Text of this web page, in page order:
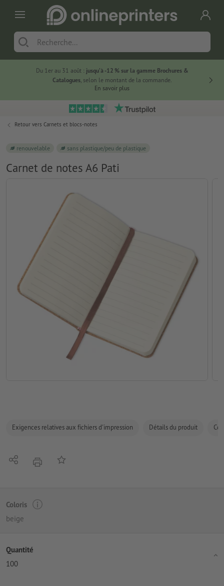
Du 1er au 31 août : jusqu’à -12 % sur la gamme Brochures &
Catalogues, selon le montant de la commande.
En savoir plus
Retour vers Carnets et blocs-notes
renouvelable sans plastique/peu de plastique
Carnet de notes A6 Pati
Exigences relatives aux fichiers d'impression Détails du produit
PartagerimprimerAjouter à liste d'article
Coloris
beige
Quantité
100